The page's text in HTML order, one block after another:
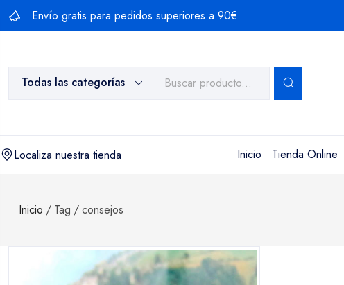
Saltar
Envío gratis para pedidos superiores a 90€
Todas las categorías
Localiza nuestra tienda Inicio Tienda Online
Inicio / Tag /consejos